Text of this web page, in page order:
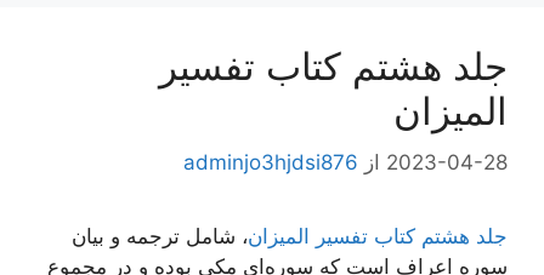
جلد هشتم کتاب تفسیر
المیزان
2023-04-28 از adminjo3hjdsi876
جلد هشتم کتاب تفسیر المیزان، شامل ترجمه و بیان
سوره اعراف است که سوره‌ای مکی بوده و در مجموع